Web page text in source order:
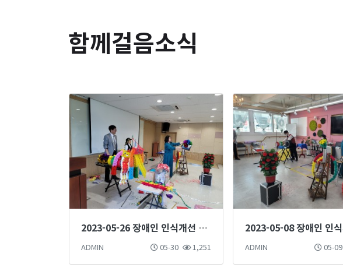
함께걸음소식
2023-05-26 장애인 인식개선 마술단 마술공연 진행
ADMIN 05-30 1,251 ADMIN 05-09